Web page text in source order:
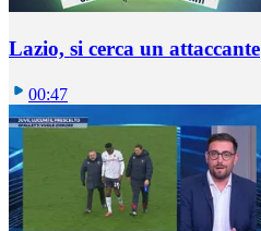
Lazio, si cerca un attaccante
00:47